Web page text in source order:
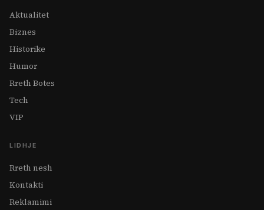
Aktualitet
Biznes
Historike
Humor
Rreth Botes
Tech
VIP
LIDHJE
Rreth nesh
Kontakti
Reklamimi